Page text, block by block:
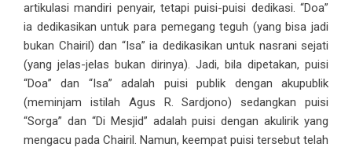
artikulasi mandiri penyair, tetapi puisi-puisi dedikasi. “Doa”
ia dedikasikan untuk para pemegang teguh (yang bisa jadi
bukan Chairil) dan “Isa” ia dedikasikan untuk nasrani sejati
(yang jelas-jelas bukan dirinya). Jadi, bila dipetakan, puisi
“Doa” dan “Isa” adalah puisi publik dengan akupublik
(meminjam istilah Agus R. Sardjono) sedangkan puisi
“Sorga” dan “Di Mesjid” adalah puisi dengan akulirik yang
mengacu pada Chairil. Namun, keempat puisi tersebut telah